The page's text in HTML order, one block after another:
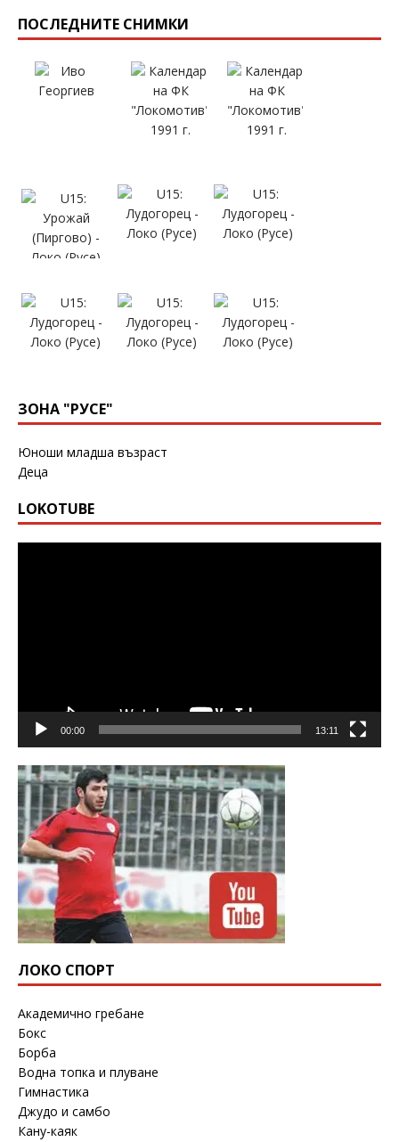
ПОСЛЕДНИТЕ СНИМКИ
ЗОНА "РУСЕ"
Юноши младша възраст
Деца
LOKOTUBE
00:00 13:11
ЛОКО СПОРТ
Академично гребане
Бокс
Борба
Водна топка и плуване
Гимнастика
Джудо и самбо
Кану-каяк